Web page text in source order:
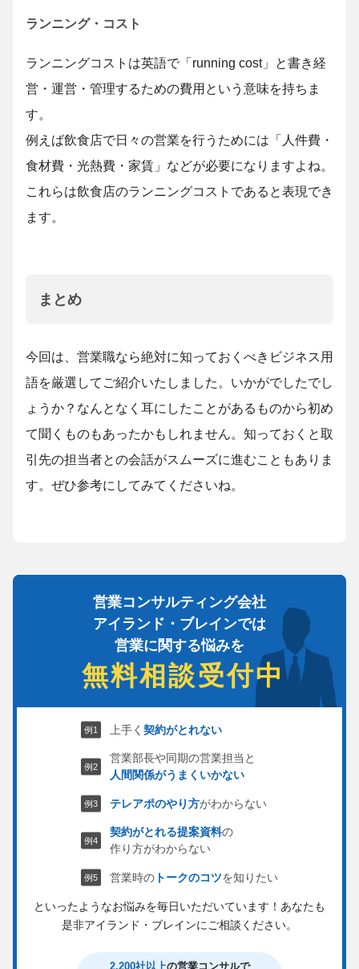
ランニング・コスト
ランニングコストは英語で「running cost」と書き経
営・運営・管理するための費用という意味を持ちま
す。
例えば飲食店で日々の営業を行うためには「人件費・
食材費・光熱費・家賃」などが必要になりますよね。
これらは飲食店のランニングコストであると表現でき
ます。
まとめ
今回は、営業職なら絶対に知っておくべきビジネス用
語を厳選してご紹介いたしました。いかがでしたでし
ょうか？なんとなく耳にしたことがあるものから初め
て聞くものもあったかもしれません。知っておくと取
引先の担当者との会話がスムーズに進むこともありま
す。ぜひ参考にしてみてくださいね。
営業コンサルティング会社
アイランド・ブレインでは
営業に関する悩みを
無料相談受付中
上手く契約がとれない
営業部長や同期の営業担当と
人間関係がうまくいかない
テレアポのやり方がわからない
契約がとれる提案資料の
作り方がわからない
営業時の トークのコツを知りたい
といったようなお悩みを毎日いただいています！ あなたも
是非アイランド・ブレインにご相談ください。
2,200社以上の営業コンサルで